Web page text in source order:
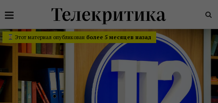
Этот материал опубликован более 5 месяцев назад